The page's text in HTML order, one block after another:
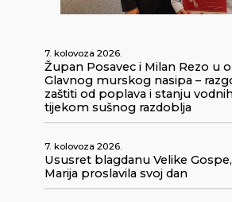
7. kolovoza 2026.
Župan Posavec i Milan Rezo u
Glavnog murskog nasipa –
zaštiti od poplava i stanju
tijekom sušnog razdoblja
7. kolovoza 2026.
Ususret blagdanu Velike
Marija proslavila svoj dan